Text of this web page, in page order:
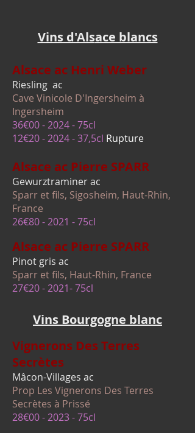
Vins d'Alsace blancs
Alsace ac Henri Weber
Riesling ac
Cave Vinicole D'Ingersheim à
Ingersheim
36€00 - 2024 - 75cl
12€20 - 2024 - 37,5cl Rupture
Alsace ac Pierre SPARR
Gewurztraminer ac
Sparr et fils, Sigosheim, Haut-Rhin,
France
26€80 - 2021 - 75cl
Alsace ac Pierre SPARR
Pinot gris ac
Sparr et fils, Haut-Rhin, France
27€20 - 2021- 75cl
Vins Bourgogne blanc
Vignerons Des Terres
Secrètes
Mâcon-Villages ac
Prop Les Vignerons Des Terres
Secrètes à Prissé
28€00 - 2023- 75cl